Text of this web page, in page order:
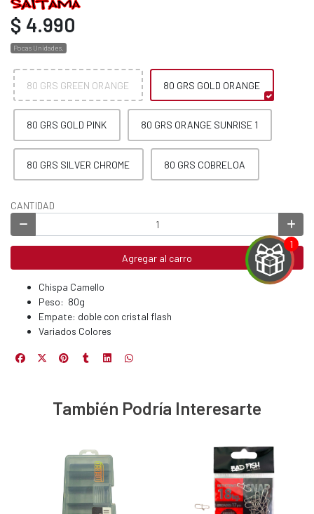
JUGAR
$ 4.990
Pocas Unidades.
80 GRS GREEN ORANGE 80 GRS GOLD ORANGE
80 GRS GOLD PINK 80 GRS ORANGE SUNRISE 1
80 GRS SILVER CHROME 80 GRS COBRELOA
CANTIDAD
Agregar al carro
Chispa Camello
Peso: 80g
Empate: doble con cristal flash
Variados Colores
También Podría Interesarte